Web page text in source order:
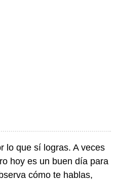
lo que sí logras. A veces
hoy es un buen día para
cómo te hablas,